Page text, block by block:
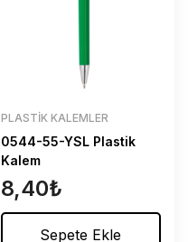
PLASTIK KALEMLER
0544-55-YSL Plastik
Kalem
8,40₺
Sepete Ekle